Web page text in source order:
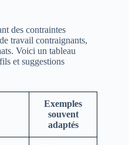
des contraintes
travail contraignants,
Voici un tableau
et suggestions
Exemples
souvent
adaptés